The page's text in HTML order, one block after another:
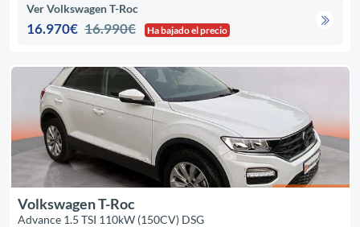
Ver Volkswagen T-Roc
16.970€ 16.990€ Ha bajado el precio
Volkswagen T-Roc
Advance 1.5 TSI 110kW (150CV) DSG